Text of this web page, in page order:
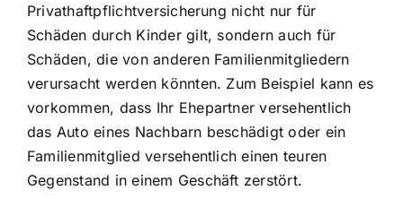
Privathaftpflichtversicherung nicht nur für
Schäden durch Kinder gilt, sondern auch für
Schäden, die von anderen Familienmitgliedern
verursacht werden könnten. Zum Beispiel kann es
vorkommen, dass Ihr Ehepartner versehentlich
das Auto eines Nachbarn beschädigt oder ein
Familienmitglied versehentlich einen teuren
Gegenstand in einem Geschäft zerstört.